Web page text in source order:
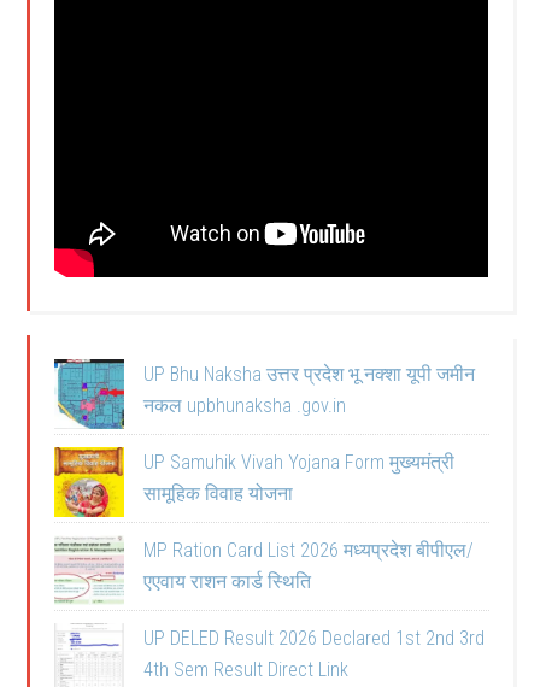
UP Bhu Naksha उत्तर प्रदेश भू नक्शा यूपी जमीन
नकल upbhunaksha .gov.in
UP Samuhik Vivah Yojana Form मुख्यमंत्री
सामूहिक विवाह योजना
MP Ration Card List 2026 मध्यप्रदेश बीपीएल/
एएवाय राशन कार्ड स्थिति
UP DELED Result 2026 Declared 1st 2nd 3rd
4th Sem Result Direct Link